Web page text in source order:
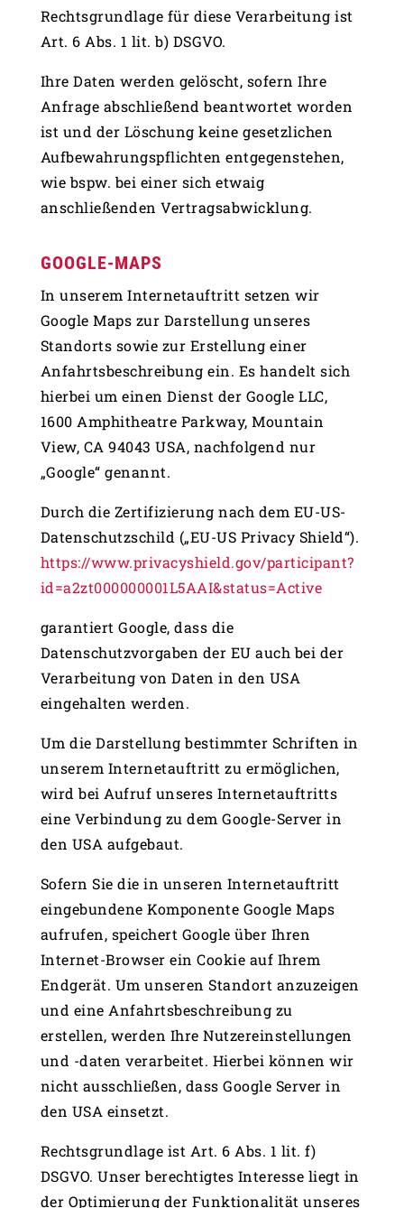
Rechtsgrundlage für diese Verarbeitung ist
Art. 6 Abs. 1 lit. b) DSGVO.
Ihre Daten werden gelöscht, sofern Ihre
Anfrage abschließend beantwortet worden
ist und der Löschung keine gesetzlichen
Aufbewahrungspflichten entgegenstehen,
wie bspw. bei einer sich etwaig
anschließenden Vertragsabwicklung.
GOOGLE-MAPS
In unserem Internetauftritt setzen wir
Google Maps zur Darstellung unseres
Standorts sowie zur Erstellung einer
Anfahrtsbeschreibung ein. Es handelt sich
hierbei um einen Dienst der Google LLC,
1600 Amphitheatre Parkway, Mountain
View, CA 94043 USA, nachfolgend nur
„Google“ genannt.
Durch die Zertifizierung nach dem EU-US-
Datenschutzschild („EU-US Privacy Shield“).
https://www.privacyshield.gov/participant?
id=a2zt000000001L5AAI&status=Active
garantiert Google, dass die
Datenschutzvorgaben der EU auch bei der
Verarbeitung von Daten in den USA
eingehalten werden.
Um die Darstellung bestimmter Schriften in
unserem Internetauftritt zu ermöglichen,
wird bei Aufruf unseres Internetauftritts
eine Verbindung zu dem Google-Server in
den USA aufgebaut.
Sofern Sie die in unseren Internetauftritt
eingebundene Komponente Google Maps
aufrufen, speichert Google über Ihren
Internet-Browser ein Cookie auf Ihrem
Endgerät. Um unseren Standort anzuzeigen
und eine Anfahrtsbeschreibung zu
erstellen, werden Ihre Nutzereinstellungen
und -daten verarbeitet. Hierbei können wir
nicht ausschließen, dass Google Server in
den USA einsetzt.
Rechtsgrundlage ist Art. 6 Abs. 1 lit. f)
DSGVO. Unser berechtigtes Interesse liegt in
der Optimierung der Funktionalität unseres